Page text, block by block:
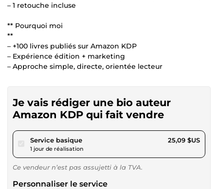
– 1 retouche incluse
** Pourquoi moi
**
– +100 livres publiés sur Amazon KDP
– Expérience édition + marketing
– Approche simple, directe, orientée lecteur
Je vais rédiger une bio auteur
Amazon KDP qui fait vendre
Service basiquepour 23,12 $US
1 jour de réalisation
25,09 $US
Ce vendeur n’est pas assujetti à la TVA.
Personnaliser le service